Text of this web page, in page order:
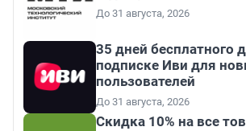
До 31 августа, 2026
35 дней бесплатного
подписке Иви для
пользователей
До 31 августа, 2026
Скидка 10% на все